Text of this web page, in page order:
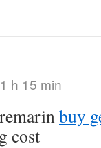
h 15 min
buy
cost